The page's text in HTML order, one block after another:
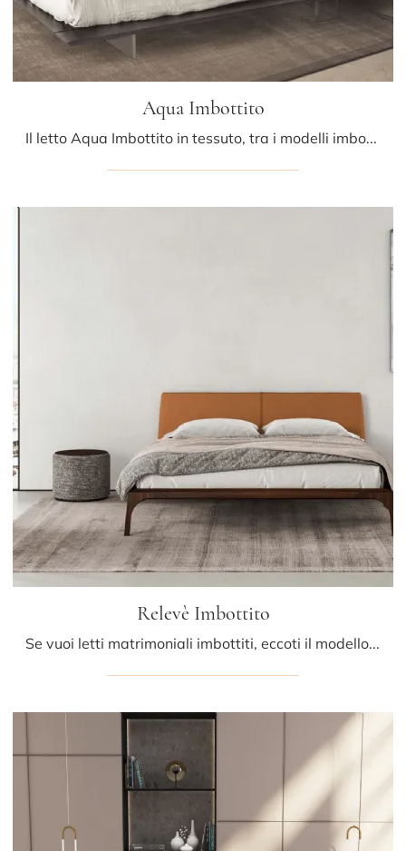
Aqua Imbottito
Il letto Aqua Imbottito in tessuto, tra i modelli imbottiti matrimoniali design di Presotto, è ideale per garantirti il relax totale.
Relevè Imbottito
Se vuoi letti matrimoniali imbottiti, eccoti il modello Relevè Imbottito in pelle per arricchire la camera da letto.